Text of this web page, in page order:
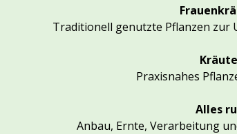
Traditionell genutzte Pflanzen zur
Praxisnahes
Alles
Anbau, Ernte, Verarbeitung